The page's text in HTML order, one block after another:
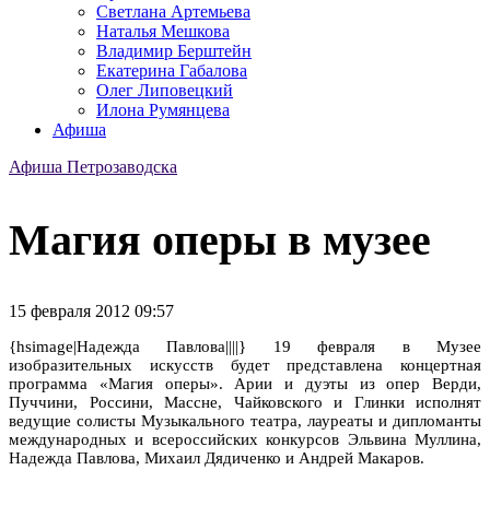
Светлана Артемьева
Наталья Мешкова
Владимир Берштейн
Екатерина Габалова
Олег Липовецкий
Илона Румянцева
Афиша
Афиша Петрозаводска
Магия оперы в музее
15 февраля 2012 09:57
{hsimage|Надежда Павлова||||} 19 февраля в Музее
изобразительных искусств будет представлена концертная
программа «Магия оперы». Арии и дуэты из опер Верди,
Пуччини, Россини, Массне, Чайковского и Глинки исполнят
ведущие солисты Музыкального театра, лауреаты и дипломанты
международных и всероссийских конкурсов Эльвина Муллина,
Надежда Павлова, Михаил Дядиченко и Андрей Макаров.